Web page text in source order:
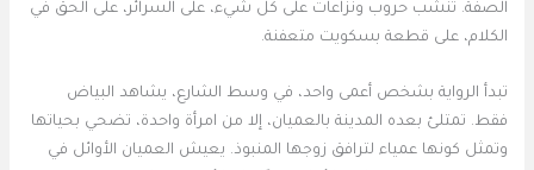
الصفة. تنشب حروب ونزاعات على كل شيء، على السرائر، على الحق في
الكلام، على قطعة بسكويت متعفنة.
تبدأ الرواية بشخص أعمى واحد، في وسط الشارع، يشاهد البياض
فقط. تمتلئ بعده المدينة بالعميان، إلا من امرأة واحدة، تضحي بحياتها
وتمثل كونها عمياء لترافق زوجها المنبوذ. يعيش العميان الأوائل في